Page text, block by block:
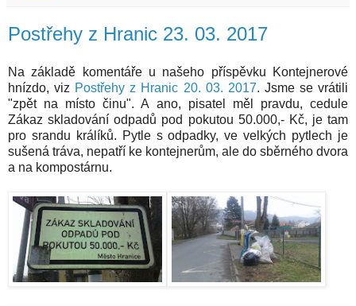
Postřehy z Hranic 23. 03. 2017
Na základě komentáře u našeho příspěvku Kontejnerové
hnízdo, viz Postřehy z Hranic 20. 03. 2017. Jsme se vrátili
"zpět na místo činu". A ano, pisatel měl pravdu, cedule
Zákaz skladování odpadů pod pokutou 50.000,- Kč, je tam
pro srandu králíků. Pytle s odpadky, ve velkých pytlech je
sušená tráva, nepatří ke kontejnerům, ale do sběrného dvora
a na kompostárnu.